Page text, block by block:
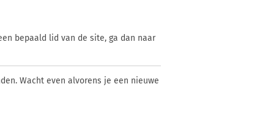
bepaald lid van de site, ga dan naar
Wacht even alvorens je een nieuwe